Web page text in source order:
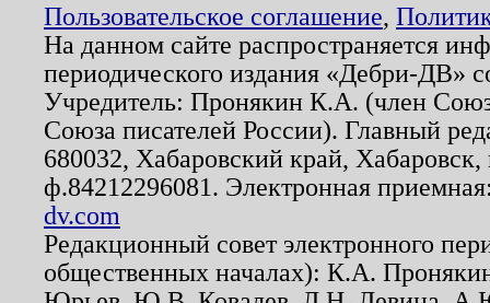
Пользовательское соглашение,
На данном сайте распространяется
периодического издания «Дебри-ДВ»
Учредитель: Пронякин К.А. (член
Союза писателей России). Главный
680032, Хабаровский край,
ф.84212296081. Электронная
dv.com
Редакционный совет электронного
общественных началах): К.А.